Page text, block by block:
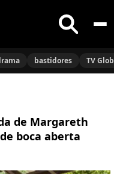
Buscar
no
bastidores TV
de Margareth
boca aberta